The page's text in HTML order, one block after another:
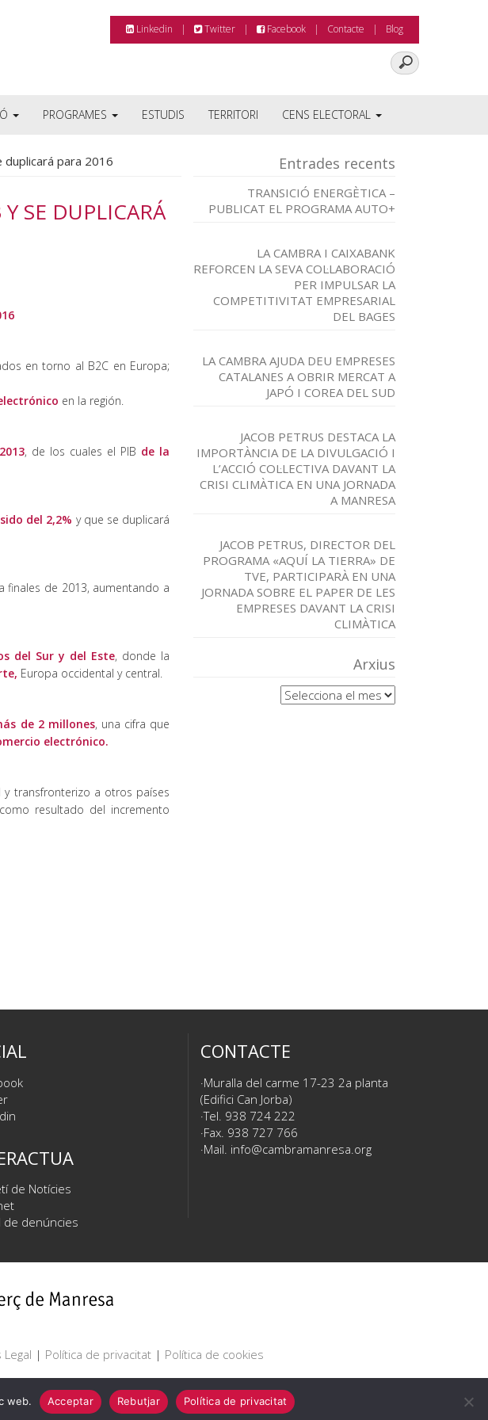
Linkedin Twitter Facebook Contacte Blog
PROGRAMES ESTUDIS TERRITORI CENS ELECTORAL
duplicará para 2016
SE DUPLICARÁ
en torno al B2C en Europa;
en la región.
, de los cuales el PIB de la
del 2,2% y que se duplicará
a finales de 2013, aumentando a
del Sur y del Este, donde la
Europa occidental y central.
de 2 millones, una cifra que
electrónico.
transfronterizo a otros países
resultado del incremento
Entrades recents
TRANSICIÓ ENERGÈTICA –
PUBLICAT EL PROGRAMA AUTO+
LA CAMBRA I CAIXABANK
REFORCEN LA SEVA COL·LABORACIÓ
PER IMPULSAR LA
COMPETITIVITAT EMPRESARIAL
DEL BAGES
LA CAMBRA AJUDA DEU EMPRESES
CATALANES A OBRIR MERCAT A
JAPÓ I COREA DEL SUD
JACOB PETRUS DESTACA LA
IMPORTÀNCIA DE LA DIVULGACIÓ I
L’ACCIÓ COL·LECTIVA DAVANT LA
CRISI CLIMÀTICA EN UNA JORNADA
A MANRESA
JACOB PETRUS, DIRECTOR DEL
PROGRAMA «AQUÍ LA TIERRA» DE
TVE, PARTICIPARÀ EN UNA
JORNADA SOBRE EL PAPER DE LES
EMPRESES DAVANT LA CRISI
CLIMÀTICA
Arxius
Arxius
de Notícies
de denúncies
CONTACTE
Muralla del carme 17-23 2a planta
(Edifici Can Jorba)
Tel. 938 724 222
Fax. 938 727 766
Mail. info@cambramanresa.org
Legal | Política de privacitat | Política de cookies
web. Acceptar Rebutjar Política de privacitat